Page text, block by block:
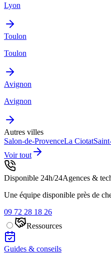
Lyon
Toulon
Toulon
Avignon
Avignon
Autres villes
Salon-de-ProvenceLa Ciotat
Voir tout
Disponible 24h/24Agences &
Une équipe disponible près de
09 72 28 18 26
Ressources
Guides & conseils